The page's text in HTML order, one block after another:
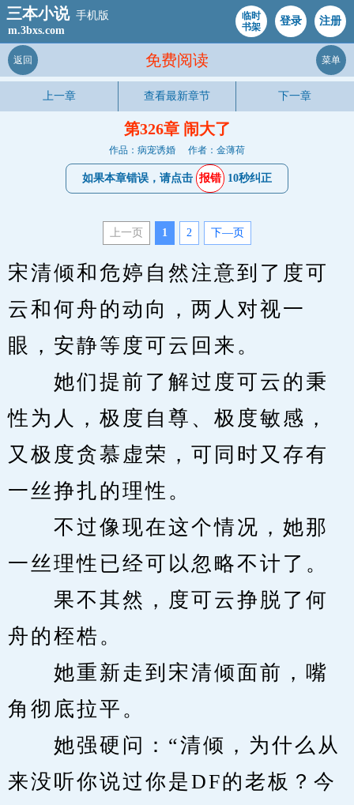
三本小说 手机版
m.3bxs.com
临时
书架
登录 注册
免费阅读
返回 菜单
上一章 查看最新章节 下一章
第326章 闹大了
作品：病宠诱婚 作者：金薄荷
如果本章错误，请点击 报错 10秒纠正
上一页 1 2 下—页
宋清倾和危婷自然注意到了度可
云和何舟的动向，两人对视一
眼，安静等度可云回来。
她们提前了解过度可云的秉
性为人，极度自尊、极度敏感，
又极度贪慕虚荣，可同时又存有
一丝挣扎的理性。
不过像现在这个情况，她那
一丝理性已经可以忽略不计了。
果不其然，度可云挣脱了何
舟的桎梏。
她重新走到宋清倾面前，嘴
角彻底拉平。
她强硬问：“清倾，为什么从
来没听你说过你是DF的老板？今